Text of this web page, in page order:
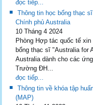
đọc tiếp...
Thông tin học bổng thạc
Chính phủ Australia
10 Tháng 4 2024
Phòng Hợp tác quốc tế
bổng thạc sĩ "Australia for
Australia dành cho các
Trường ĐH...
đọc tiếp...
Thông tin về khóa tập
(MAP)